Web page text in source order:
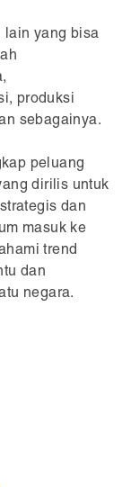
lain yang bisa
produksi
sebagainya.
peluang
dirilis untuk
dan
masuk ke
trend
dan
negara.